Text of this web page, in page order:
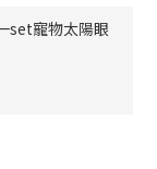
set寵物太陽眼